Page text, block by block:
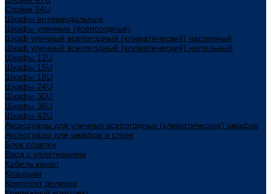
Стойки 54U
Шкафы антивандальные
Шкафы уличные (всепогодные)
Шкаф уличный всепогодный (климатический) настенный
Шкаф уличный всепогодный (климатический) напольный
Шкафы 12U
Шкафы 15U
Шкафы 18U
Шкафы 24U
Шкафы 30U
Шкафы 36U
Шкафы 42U
Аксессуары для уличных всепогодных (климатических) шкафов
Аксессуары для шкафов и стоек
Блок розеток
Ввод с уплотнением
Кабель канал
Козырьки
Комплект роликов